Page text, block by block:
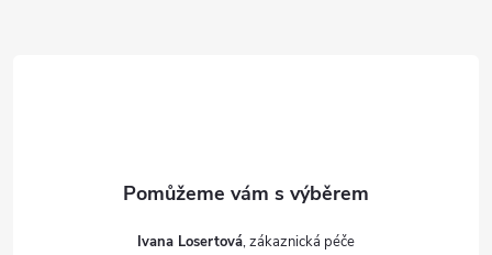
Ivana Losertová